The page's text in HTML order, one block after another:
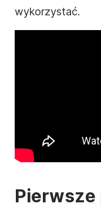
wykorzystać.
Pierwsze